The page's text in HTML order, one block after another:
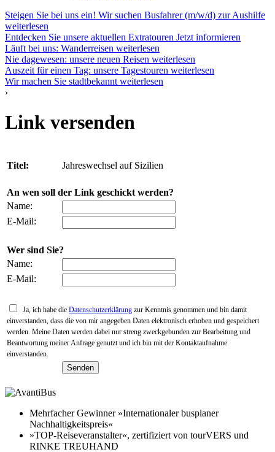
Steigen Sie bei uns ein! Wir suchen Busfahrer (m/w/d) zur Aushilfe
weiterlesen
Entdecken Sie unsere aktuellen Extratouren Jetzt informieren
Läuft bei uns: Wanderreisen weiterlesen
Nie dagewesen: unsere neuen Reisen weiterlesen
Auszeit für einen Tag: unsere Tagestouren weiterlesen
Wir machen Sie stadtbekannt weiterlesen
›
Link versenden
Titel: Jahreswechsel auf Sizilien
An wen soll der Link geschickt werden?
Name:
E-Mail:
Wer sind Sie?
Name:
E-Mail:
Ja, ich habe die Datenschutzerklärung zur Kenntnis genommen und bin damit
einverstanden, dass die von mir angegeben Daten elektronisch erhoben und gespeichert
werden. Meine Daten werden dabei nur streng zweckgebunden zur Bearbeitung und
Beantwortung meiner Anfrage genutzt und ich bin mit der Kontaktaufnahme
einverstanden.
Mehrfacher Gewinner »Internationaler busplaner
Nachhaltigkeitspreis«
»TOP-Reiseveranstalter«, zertifiziert von tourVERS und
RINKE TREUHAND